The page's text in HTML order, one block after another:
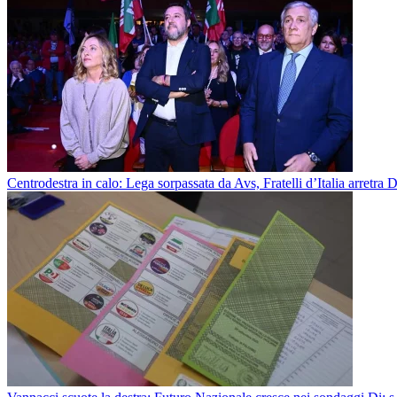
Centrodestra in calo: Lega sorpassata da Avs, Fratelli d’Italia arretra